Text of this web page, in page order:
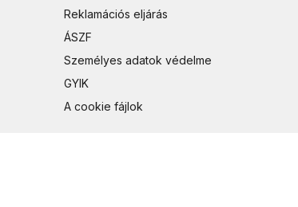
Reklamációs eljárás
ÁSZF
Személyes adatok védelme
GYIK
A cookie fájlok